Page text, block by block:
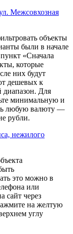
Межсовхозная
объекты
были в начале
«Сначала
которые
них будут
дешевых к
диапазон. Для
минимальную и
любую валюту —
рубли.
нежилого
это можно в
или
сайт через
на желтую
углу